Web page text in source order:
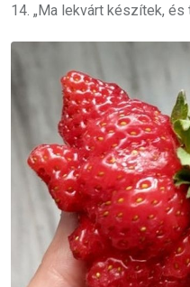
14. „Ma lekvárt készítek, és